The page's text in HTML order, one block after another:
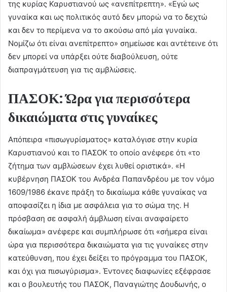
της κυρίας Καρυστιανού ως «ανεπίτρεπτη». «Εγώ ως
γυναίκα και ως πολιτικός αυτό δεν μπορώ να το δεχτώ
και δεν το περίμενα να το ακούσω από μία γυναίκα.
Νομίζω ότι είναι ανεπίτρεπτο» σημείωσε και αντέτεινε ότι
δεν μπορεί να υπάρξει ούτε διαβούλευση, ούτε
διαπραγμάτευση για τις αμβλώσεις.
ΠΑΣΟΚ: Ώρα για περισσότερα
δικαιώματα στις γυναίκες
Απόπειρα «πισωγυρίσματος» καταλόγισε στην κυρία
Καρυστιανού και το ΠΑΣΟΚ το οποίο ανέφερε ότι «το
ζήτημα των αμβλώσεων έχει λυθεί οριστικά». «Η
κυβέρνηση ΠΑΣΟΚ του Ανδρέα Παπανδρέου με τον νόμο
1609/1986 έκανε πράξη το δικαίωμα κάθε γυναίκας να
αποφασίζει η ίδια με ασφάλεια για το σώμα της. Η
πρόσβαση σε ασφαλή άμβλωση είναι αναφαίρετο
δικαίωμα» ανέφερε και συμπλήρωσε ότι «σήμερα είναι
ώρα για περισσότερα δικαιώματα για τις γυναίκες στην
κατεύθυνση, που έχει δείξει το πρόγραμμα του ΠΑΣΟΚ,
και όχι για πισωγύρισμα». Έντονες διαφωνίες εξέφρασε
και ο βουλευτής του ΠΑΣΟΚ, Παναγιώτης Δουδωνής, ο